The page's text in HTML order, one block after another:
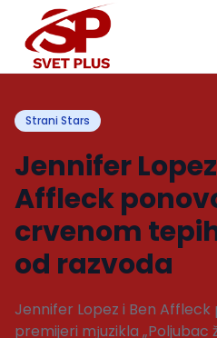
Strani Stars
Jennifer
Affleck
crvenom
od razvoda
Jennifer Lopez i Ben Affleck
premijeri mјuzikla